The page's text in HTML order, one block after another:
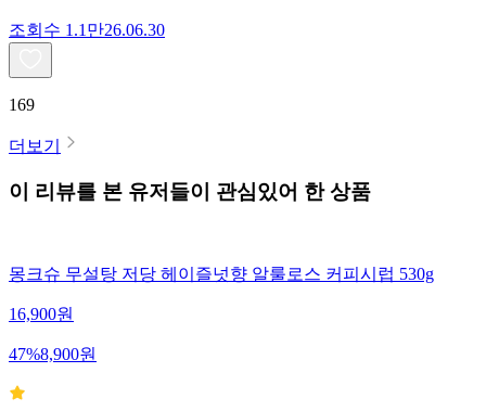
조회수 1.1만26.06.30
169
더보기
이 리뷰를 본 유저들이 관심있어 한 상품
몽크슈 무설탕 저당 헤이즐넛향 알룰로스 커피시럽 530g
16,900원
47%8,900원